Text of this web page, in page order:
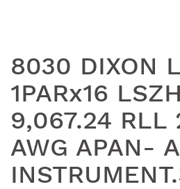
8030 DIXON
1PARx16
9,067.24 RLL
AWG APAN-